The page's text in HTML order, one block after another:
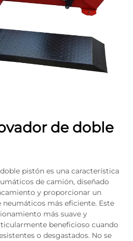
de doble
pistón es una característica
de camión, diseñado
y proporcionar un
neumáticos más eficiente. Este
más suave y
beneficioso cuando
o desgastados. No se